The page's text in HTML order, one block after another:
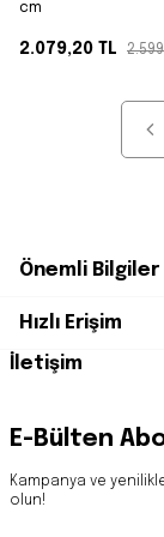
cm
2.079,20 TL
Önemli Bilgiler
Hızlı Erişim
İletişim
E-Bülten
Kampanya ve
olun!